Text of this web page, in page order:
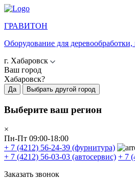
ГРАВИТОН
Оборудование для
г. Хабаровск
Ваш город
Хабаровск?
Да Выбрать другой город
Выберите ваш регион
×
Пн-Пт 09:00-18:00
+ 7 (4212) 56-24-39 (фурнитура)
+ 7 (4212) 56-03-03 (автосервис) + 7
Заказать звонок